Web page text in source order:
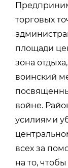
торговых
площади
зона
воинский
войне.
усилиями
всех за
на то,